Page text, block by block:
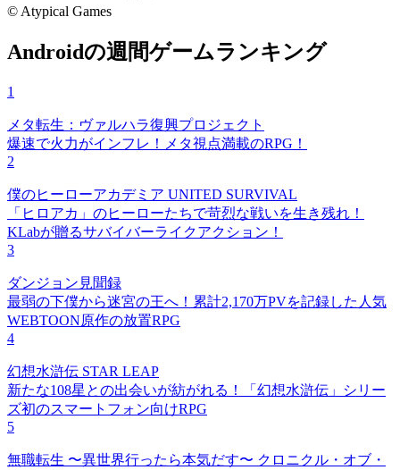
© Atypical Games
Androidの週間ゲームランキング
1
メタ転生：ヴァルハラ復興プロジェクト
爆速で火力がインフレ！メタ視点満載のRPG！
2
僕のヒーローアカデミア UNITED SURVIVAL
「ヒロアカ」のヒーローたちで苛烈な戦いを生き残れ！
KLabが贈るサバイバーライクアクション！
3
ダンジョン見聞録
最弱の下僕から迷宮の王へ！累計2,170万PVを記録した人気
WEBTOON原作の放置RPG
4
幻想水滸伝 STAR LEAP
新たな108星との出会いが紡がれる！「幻想水滸伝」シリー
ズ初のスマートフォン向けRPG
5
無職転生 〜異世界行ったら本気だす〜 クロニクル・オブ・